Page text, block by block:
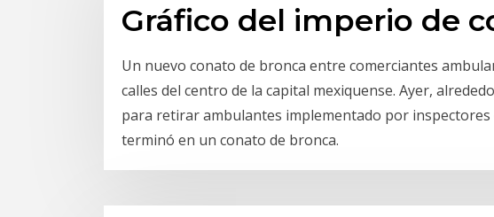
Gráfico del imperio de
Un nuevo conato de bronca entre comerciantes
calles del centro de la capital mexiquense. Ayer,
para retirar ambulantes implementado por inspectores
terminó en un conato de bronca.